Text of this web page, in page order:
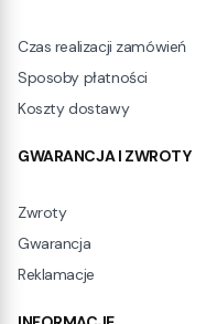
Czas realizacji zamówień
Sposoby płatności
Koszty dostawy
GWARANCJA I ZWROTY
Zwroty
Gwarancja
Reklamacje